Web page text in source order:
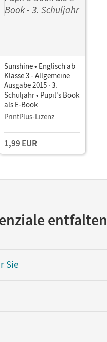
Sunshine • Englisch ab
Klasse 3 - Allgemeine
Ausgabe 2015 · 3.
Schuljahr • Pupil's Book
als E-Book
PrintPlus-Lizenz
1,99 EUR
entfalten
Sie